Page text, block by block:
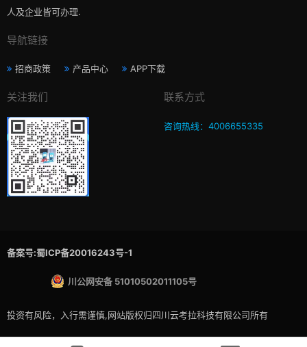
人及企业皆可办理.
导航链接
招商政策 产品中心 APP下载
关注我们 联系方式
咨询热线：4006655335
备案号:蜀ICP备20016243号-1
川公网安备 51010502011105号
投资有风险，入行需谨慎,网站版权归四川云考拉科技有限公司所有